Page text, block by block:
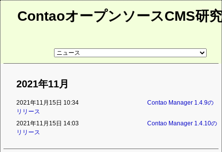
ContaoオープンソースCMS研
リ
ペ
ー
2021年11月
2021年11月15日 10:34
Contao Manager 1.4.9の
リリース
2021年11月15日 14:03
Contao Manager 1.4.10の
リリース